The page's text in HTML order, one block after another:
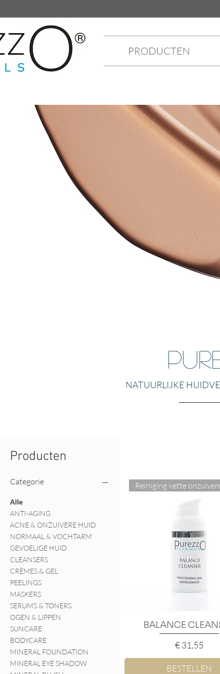
PRODUCTEN
NATUURLIJKE
Producten
Categorie
Alle
ANTI-AGING
ACNE & ONZUIVERE HUID
NORMAAL & VOCHTARM
GEVOELIGE HUID
CLEANSERS
CRÈMES & GEL
PEELINGS
MASKERS
SERUMS & TONERS
OGEN & LIPPEN
SUNCARE
BODYCARE
MINERAL FOUNDATION
MINERAL EYE SHADOW
Snel overzicht
BALANCE
Prijs
€ 31,55
BESTELLEN